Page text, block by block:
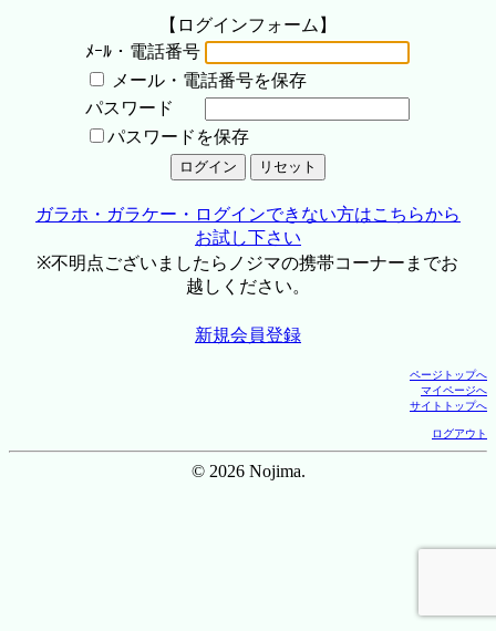
【ログインフォーム】
ﾒｰﾙ・電話番号
メール・電話番号を保存
パスワード
パスワードを保存
ガラホ・ガラケー・ログインできない方はこちらから
お試し下さい
※不明点ございましたらノジマの携帯コーナーまでお
越しください。
新規会員登録
ページトップへ
マイページへ
サイトトップへ
ログアウト
© 2026 Nojima.